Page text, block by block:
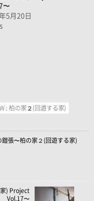
〜
5月20日
W : 柏の家２(回遊する家)
張〜柏の家２(回遊する家)
) Project
Vol.17〜